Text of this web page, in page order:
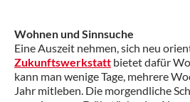
Wohnen und Sinnsuche
Eine Auszeit nehmen, sich neu
Zukunftswerkstatt bietet dafür
kann man wenige Tage, mehrere
Jahr mitleben. Die morgendliche